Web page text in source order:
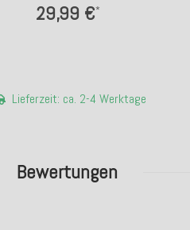
Bewertungen
29,99 €*
Lieferzeit: ca. 2-4 Werktage